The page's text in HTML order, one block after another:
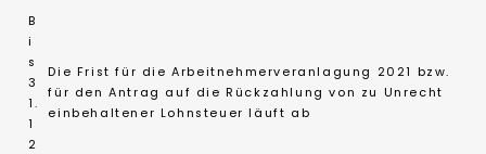
B
i
s
3
1.
1
2
Die Frist für die Arbeitnehmerveranlagung 2021 bzw.
für den Antrag auf die Rückzahlung von zu Unrecht
einbehaltener Lohnsteuer läuft ab